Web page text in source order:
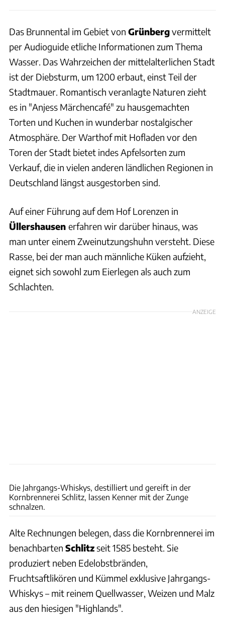
Das Brunnental im Gebiet von Grünbergvermittelt
per Audioguide etliche Informationen zum Thema
Wasser. Das Wahrzeichen der mittelalterlichen Stadt
ist der Diebsturm, um 1200 erbaut, einst Teil der
Stadtmauer. Romantisch veranlagte Naturen zieht
es in "Anjess Märchencafé" zu hausgemachten
Torten und Kuchen in wunderbar nostalgischer
Atmosphäre. Der Warthof mit Hofladen vor den
Toren der Stadt bietet indes Apfelsorten zum
Verkauf, die in vielen anderen ländlichen Regionen in
Deutschland längst ausgestorben sind.
Auf einer Führung auf dem Hof Lorenzen in
Üllershausen erfahren wir darüber hinaus, was
man unter einem Zweinutzungshuhn versteht. Diese
Rasse, bei der man auch männliche Küken aufzieht,
eignet sich sowohl zum Eierlegen als auch zum
Schlachten.
ANZEIGE
Die Jahrgangs-Whiskys, destilliert und gereift in der
Kornbrennerei Schlitz, lassen Kenner mit der Zunge
schnalzen.
Alte Rechnungen belegen, dass die Kornbrennerei im
benachbarten Schlitzseit 1585 besteht. Sie
produziert neben Edelobstbränden,
Fruchtsaftlikören und Kümmel exklusive Jahrgangs-
Whiskys – mit reinem Quellwasser, Weizen und Malz
aus den hiesigen "Highlands".